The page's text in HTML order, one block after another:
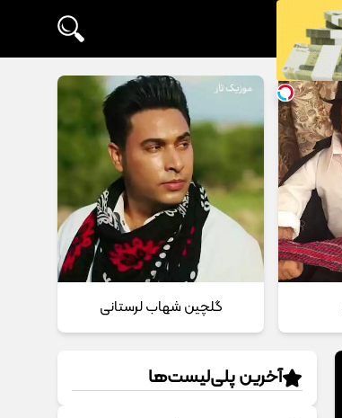
گلچین شهاب لرستانی
آخرین پلی‌لیست‌ها